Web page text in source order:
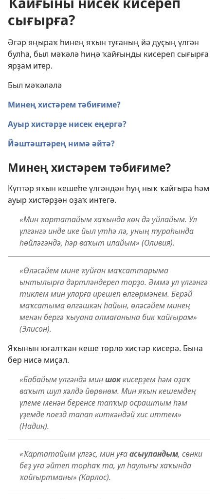
сығырға?
Әгәр яңыраҡ һинең яҡын туғаның йә дуҫың үлгән
булһа, был мәҡәлә һиңә ҡайғыңды кисереп сығырға
ярҙам итер.
Был мәҡәләлә
Минең хистәрем тәбиғиме?
Ауыр хистәрҙе нисек еңергә?
Йәштәштәрең нимә әйтә?
Минең хистәрем тәбиғиме?
Күптәр яҡын кешеһе үлгәндән һуң ныҡ ҡайғыра һәм
ауыр хистәрҙән оҙаҡ интегә.
«Мин ҡартатайым хаҡында көн дә уйлайым. Ул
үлгәнгә инде ике йыл үтһә лә, уның тураһында
һөйләгәндә, һәр ваҡыт илайым» (Оливия).
«Өләсәйем мине ҡуйған маҡсаттарыма
ынтылырға дәртләндереп торҙо. Әммә ул үлгәнгә
тиклем мин уларға ирешеп өлгөрмәнем. Берәй
маҡсатыма өлгәшкән һайын, өләсәйем минең
менән бергә ҡыуана алмағанына бик ҡайғырам»
(Элисон).
Яҡынын юғалтҡан кеше төрлө хистәр кисерә. Бына
бер нисә миҫал.
«Бабайым үлгәндә миншоккисерҙем һәм оҙаҡ
ваҡыт шул хәлдә йөрөнөм. Мин яҡын кешемдең
үлеме менән беренсе тапҡыр осраштым һәм
үҙемде поезд тапап киткәндәй хис иттем»
(Надин).
«Ҡартатайым үлгәс, мин уғаасыуландым, сөнки
беҙ уға әйтеп торһаҡ та, ул һаулығы хаҡында
ҡайғыртманы» (Карлос).